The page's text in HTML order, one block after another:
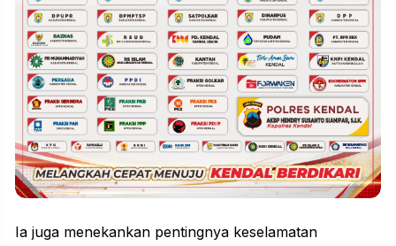
Ia juga menekankan pentingnya keselamatan